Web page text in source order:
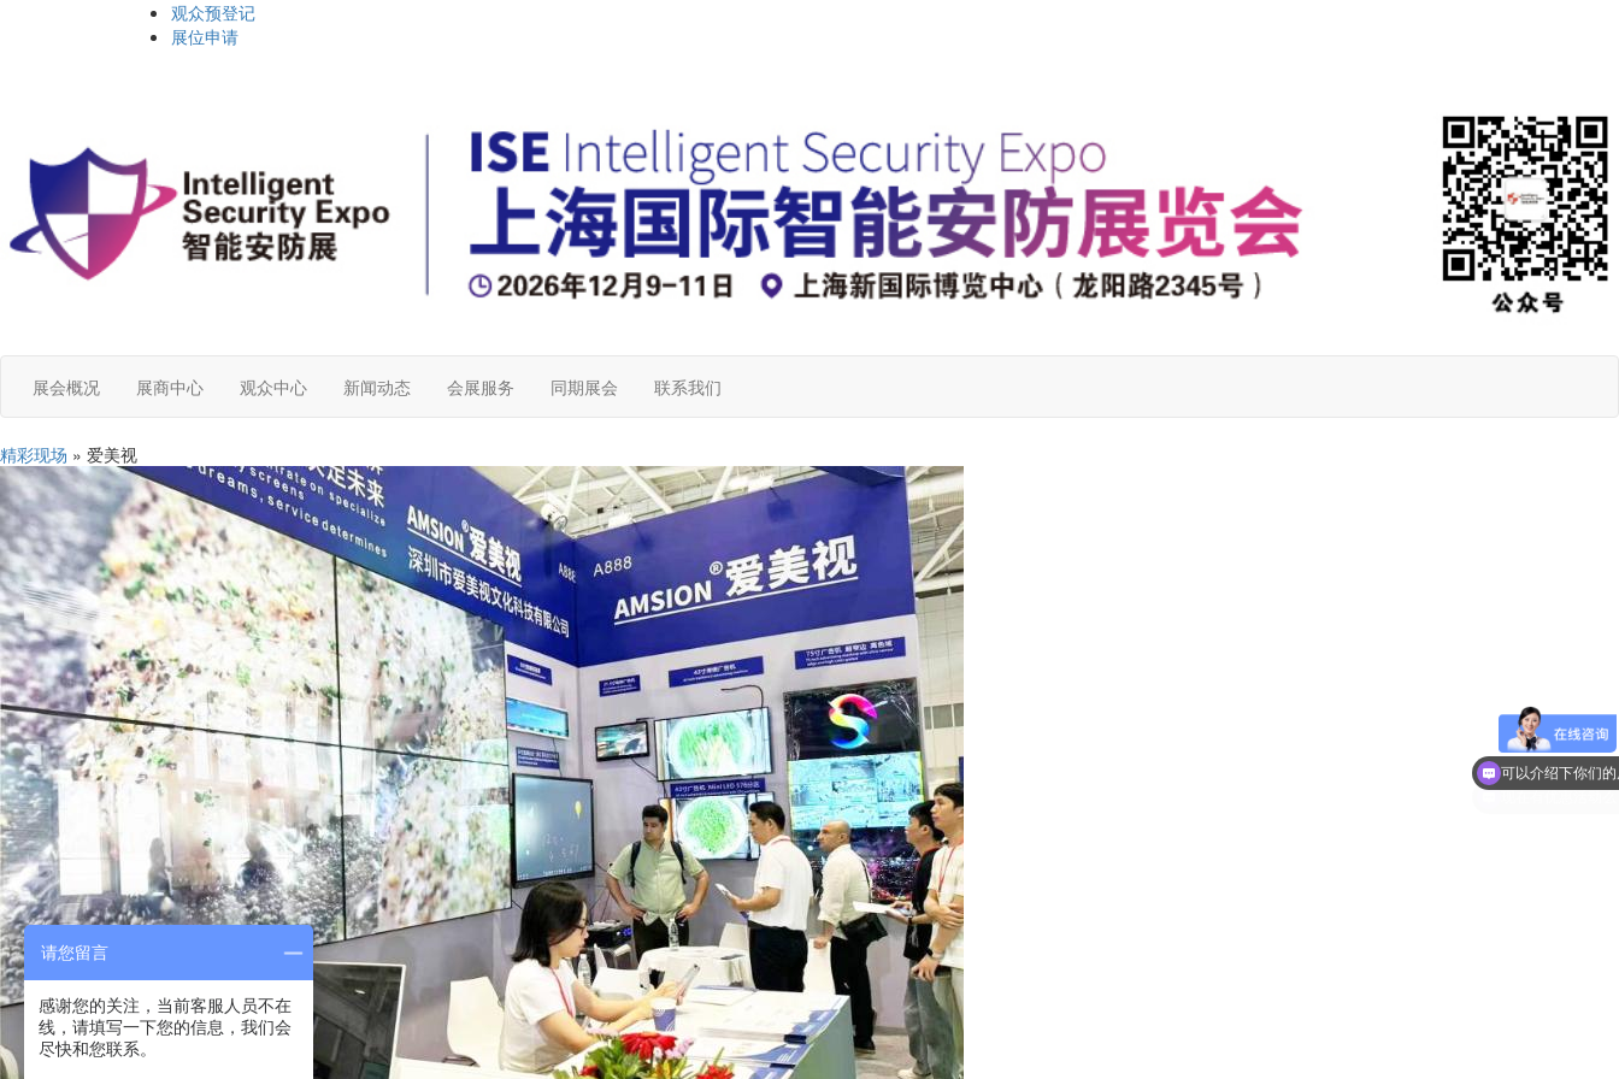
观众预登记
展位申请
展会概况 展商中心 观众中心 新闻动态 会展服务 同期展会 联系我们
精彩现场 » 爱美视
可以介绍下你们
请您留言
感谢您的关注，当前客服人员不在
线，请填写一下您的信息，我们会
尽快和您联系。